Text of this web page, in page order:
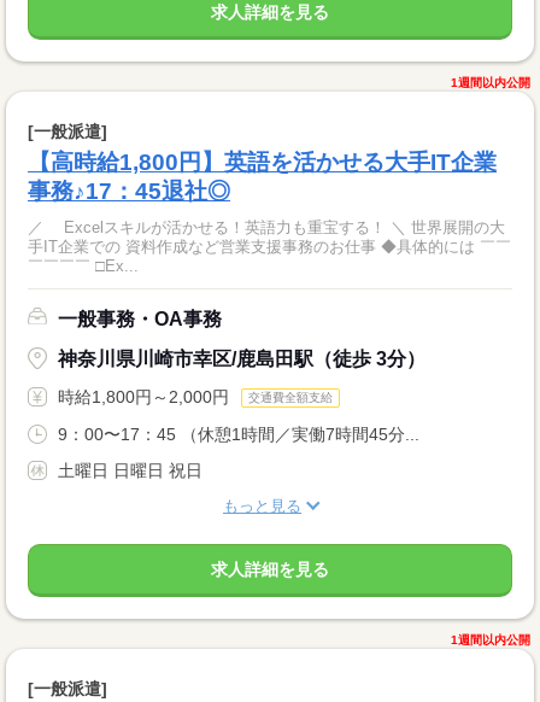
求人詳細を見る
1週間以内公開
[一般派遣]
【高時給1,800円】英語を活かせる大手IT企業
事務♪17：45退社◎
／ Excelスキルが活かせる！英語力も重宝する！ ＼ 世界展開の大
手IT企業での 資料作成など営業支援事務のお仕事 ◆具体的には ￣￣
￣￣￣￣ □Ex...
一般事務・OA事務
神奈川県川崎市幸区/鹿島田駅（徒歩 3分）
時給1,800円～2,000円 交通費全額支給
9：00〜17：45 （休憩1時間／実働7時間45分...
土曜日 日曜日 祝日
もっと見る
求人詳細を見る
1週間以内公開
[一般派遣]